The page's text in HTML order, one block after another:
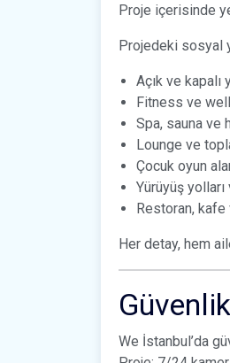
Proje içerisinde
Projedeki sosyal
Açık ve kapalı
Fitness ve
Spa, sauna ve
Lounge ve
Çocuk oyun
Yürüyüş
Restoran, kafe
Her detay, hem
We İstanbul’da